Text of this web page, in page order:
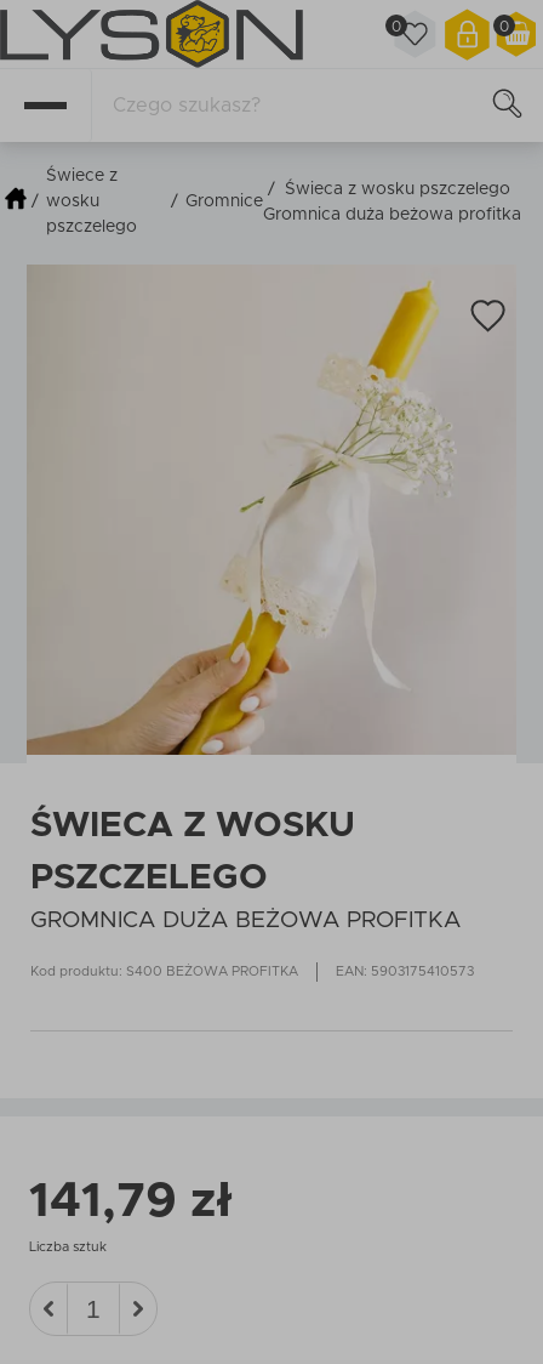
0
0
/
Świece z
wosku
pszczelego
/ Gromnice
/ Świeca z wosku pszczelego
Gromnica duża beżowa profitka
ŚWIECA Z WOSKU
PSZCZELEGO
GROMNICA DUŻA BEŻOWA PROFITKA
Kod produktu: S400 BEŻOWA PROFITKA EAN: 5903175410573
141,79 zł
Liczba sztuk